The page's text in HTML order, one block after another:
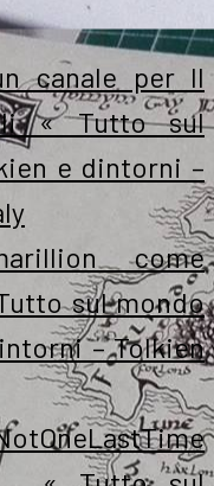
canale per Il
« Tutto sul
e dintorni –
come
sul mondo
– Tolkien